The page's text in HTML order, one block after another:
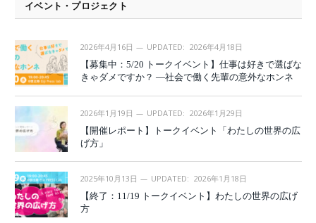
イベント・プロジェクト
2026年4月16日 UPDATED: 2026年4月18日
【募集中：5/20 トークイベント】仕事は好きで選ばな
きゃダメですか？ —社会で働く先輩の意外なホンネ
2026年1月19日 UPDATED: 2026年1月29日
【開催レポート】トークイベント「わたしの世界の広
げ方」
2025年10月13日 UPDATED: 2026年1月18日
【終了：11/19 トークイベント】わたしの世界の広げ
方